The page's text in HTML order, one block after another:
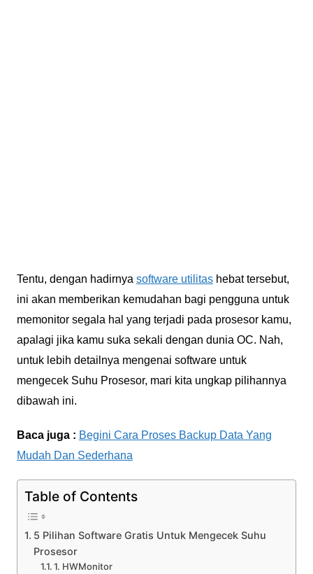
Tentu, dengan hadirnya software utilitashebat tersebut,
ini akan memberikan kemudahan bagi pengguna untuk
memonitor segala hal yang terjadi pada prosesor kamu,
apalagi jika kamu suka sekali dengan dunia OC. Nah,
untuk lebih detailnya mengenai software untuk
mengecek Suhu Prosesor, mari kita ungkap pilihannya
dibawah ini.
Baca juga : Begini Cara Proses Backup Data Yang
Mudah Dan Sederhana
Table of Contents
5 Pilihan Software Gratis Untuk Mengecek Suhu
Prosesor
1. HWMonitor